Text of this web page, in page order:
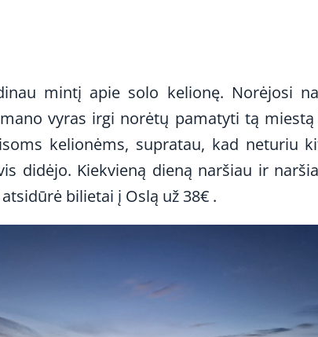
mintį apie solo kelionę. Norėjosi
vyras irgi norėtų pamatyti tą
kelionėms, supratau, kad neturiu
didėjo. Kiekvieną dieną naršiau ir
bilietai į Oslą už 38€ .